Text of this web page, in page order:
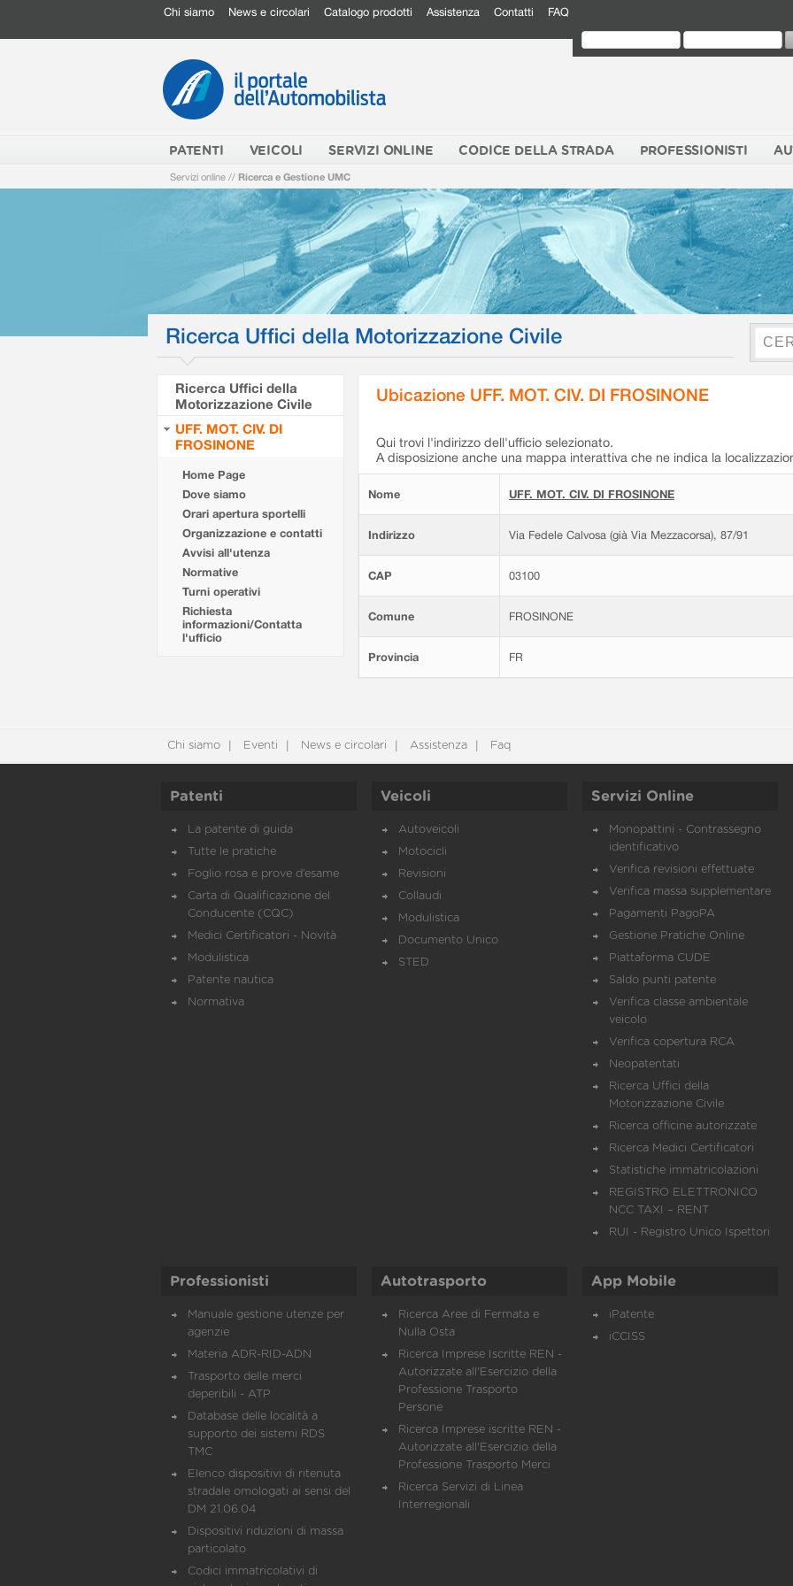
Chi siamo News e circolari Catalogo prodotti Assistenza Contatti FAQ
PATENTI VEICOLI SERVIZI ONLINE CODICE DELLA STRADA PROFESSIONISTI
Servizi online // Ricerca e Gestione UMC
Ricerca Uffici della Motorizzazione Civile
Ricerca Uffici della
Motorizzazione Civile
UFF. MOT. CIV. DI
FROSINONE
Home Page
Dove siamo
Orari apertura sportelli
Organizzazione e contatti
Avvisi all'utenza
Normative
Turni operativi
Richiesta
informazioni/Contatta
l'ufficio
Ubicazione UFF. MOT. CIV. DI FROSINONE
Qui trovi l'indirizzo dell'ufficio selezionato.
A disposizione anche una mappa interattiva che ne indica la
Nome UFF. MOT. CIV. DI FROSINONE
Indirizzo Via Fedele Calvosa (già Via Mezzacorsa), 87/91
CAP 03100
Comune FROSINONE
Provincia FR
Chi siamo Eventi News e circolari Assistenza Faq
Patenti
La patente di guida
Tutte le pratiche
Foglio rosa e prove d’esame
Carta di Qualificazione del
Conducente (CQC)
Medici Certificatori - Novità
Modulistica
Patente nautica
Normativa
Veicoli
Autoveicoli
Motocicli
Revisioni
Collaudi
Modulistica
Documento Unico
STED
Servizi Online
Monopattini - Contrassegno
identificativo
Verifica revisioni effettuate
Verifica massa supplementare
Pagamenti PagoPA
Gestione Pratiche Online
Piattaforma CUDE
Saldo punti patente
Verifica classe ambientale
veicolo
Verifica copertura RCA
Neopatentati
Ricerca Uffici della
Motorizzazione Civile
Ricerca officine autorizzate
Ricerca Medici Certificatori
Statistiche immatricolazioni
REGISTRO ELETTRONICO
NCC TAXI – RENT
RUI - Registro Unico Ispettori
Professionisti
Manuale gestione utenze per
agenzie
Materia ADR-RID-ADN
Trasporto delle merci
deperibili - ATP
Database delle località a
supporto dei sistemi RDS
TMC
Elenco dispositivi di ritenuta
stradale omologati ai sensi del
DM 21.06.04
Dispositivi riduzioni di massa
particolato
Codici immatricolativi di
Autotrasporto
Ricerca Aree di Fermata e
Nulla Osta
Ricerca Imprese Iscritte REN -
Autorizzate all'Esercizio della
Professione Trasporto
Persone
Ricerca Imprese iscritte REN -
Autorizzate all'Esercizio della
Professione Trasporto Merci
Ricerca Servizi di Linea
Interregionali
App Mobile
iPatente
iCCISS